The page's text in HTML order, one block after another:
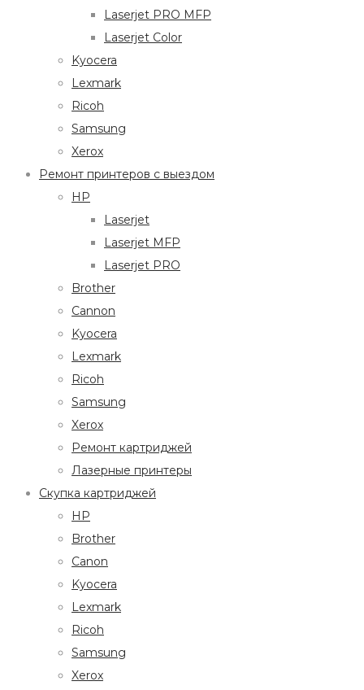
Laserjet PRO MFP
Laserjet Color
Kyocera
Lexmark
Ricoh
Samsung
Xerox
Ремонт принтеров с выездом
HP
Laserjet
Laserjet MFP
Laserjet PRO
Brother
Cannon
Kyocera
Lexmark
Ricoh
Samsung
Xerox
Ремонт картриджей
Лазерные принтеры
Скупка картриджей
HP
Brother
Canon
Kyocera
Lexmark
Ricoh
Samsung
Xerox